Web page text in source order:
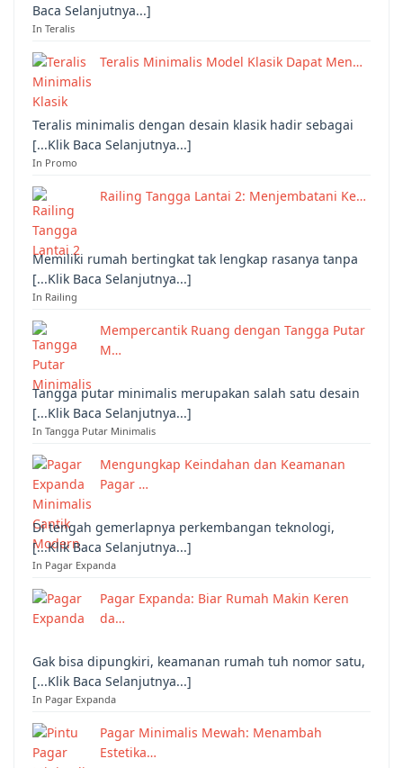
Baca Selanjutnya...]
In Teralis
Teralis Minimalis Model Klasik Dapat Men…
Teralis minimalis dengan desain klasik hadir sebagai
[...Klik Baca Selanjutnya...]
In Promo
Railing Tangga Lantai 2: Menjembatani Ke…
Memiliki rumah bertingkat tak lengkap rasanya tanpa
[...Klik Baca Selanjutnya...]
In Railing
Mempercantik Ruang dengan Tangga Putar
M…
Tangga putar minimalis merupakan salah satu desain
[...Klik Baca Selanjutnya...]
In Tangga Putar Minimalis
Mengungkap Keindahan dan Keamanan
Pagar …
Di tengah gemerlapnya perkembangan teknologi,
[...Klik Baca Selanjutnya...]
In Pagar Expanda
Pagar Expanda: Biar Rumah Makin Keren
da…
Gak bisa dipungkiri, keamanan rumah tuh nomor satu,
[...Klik Baca Selanjutnya...]
In Pagar Expanda
Pagar Minimalis Mewah: Menambah
Estetika…